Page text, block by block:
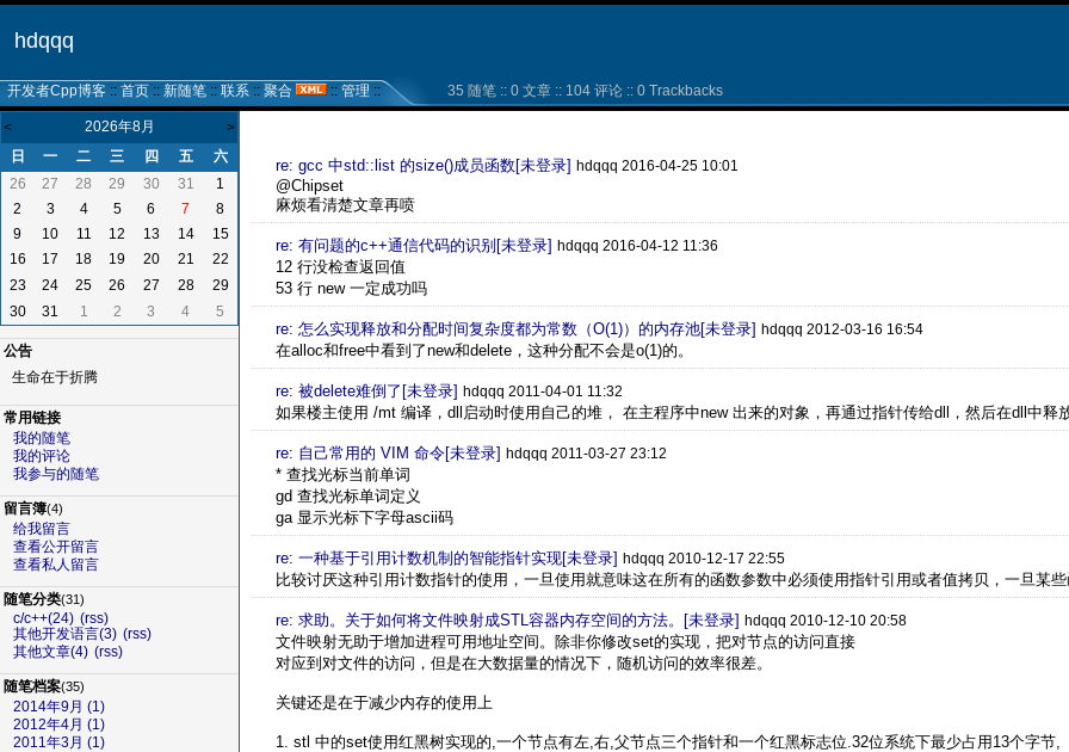
hdqqq
开发者Cpp博客 :: 首页 :: 新随笔 :: 联系 :: 聚合 :: 管理 :: 35 随笔 :: 0 文章 :: 104 评论 :: 0 Trackbacks
< 2026年8月 >
日 一 二 三 四 五
六
26
27 28 29 30 31
1
2
3 4 5 6 7
8
9
10 11 12 13 14
15
16
17 18 19 20 21
22
23
24 25 26 27 28
29
30
31 1 2 3 4 5
公告
生命在于折腾
常用链接
我的随笔
我的评论
我参与的随笔
留言簿(4)
给我留言
查看公开留言
查看私人留言
随笔分类(31)
c/c++(24) (rss)
其他开发语言(3) (rss)
其他文章(4) (rss)
随笔档案(35)
2014年9月 (1)
2012年4月 (1)
2011年3月 (1)
re: gcc 中std::list 的size()成员函数[未登录] hdqqq 2016-04-25 10:01
@Chipset
麻烦看清楚文章再喷
re: 有问题的c++通信代码的识别[未登录] hdqqq 2016-04-12 11:36
12 行没检查返回值
53 行 new 一定成功吗
re: 怎么实现释放和分配时间复杂度都为常数（O(1)）的内存池[未登录] hdqqq 2012-03-16 16:54
在alloc和free中看到了new和delete，这种分配不会是o(1)的。
re: 被delete难倒了[未登录] hdqqq 2011-04-01 11:32
如果楼主使用 /mt 编译，dll启动时使用自己的堆， 在主程序中new 出来的对象，再通过指针传给dll，然后在dll中释
re: 自己常用的 VIM 命令[未登录] hdqqq 2011-03-27 23:12
* 查找光标当前单词
gd 查找光标单词定义
ga 显示光标下字母ascii码
re: 一种基于引用计数机制的智能指针实现[未登录] hdqqq 2010-12-17 22:55
比较讨厌这种引用计数指针的使用，一旦使用就意味这在所有的函数参数中必须使用指针引用或者值拷贝，一旦某
re: 求助。关于如何将文件映射成STL容器内存空间的方法。[未登录] hdqqq 2010-12-10 20:58
文件映射无助于增加进程可用地址空间。除非你修改set的实现，把对节点的访问直接
对应到对文件的访问，但是在大数据量的情况下，随机访问的效率很差。
关键还是在于减少内存的使用上
1. stl 中的set使用红黑树实现的,一个节点有左,右,父节点三个指针和一个红黑标志位.32位系统下最少占用13个字节,